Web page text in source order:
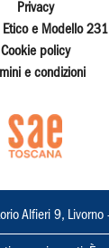
Privacy
Etico e Modello 231
Cookie policy
e condizioni
Alfieri 9,